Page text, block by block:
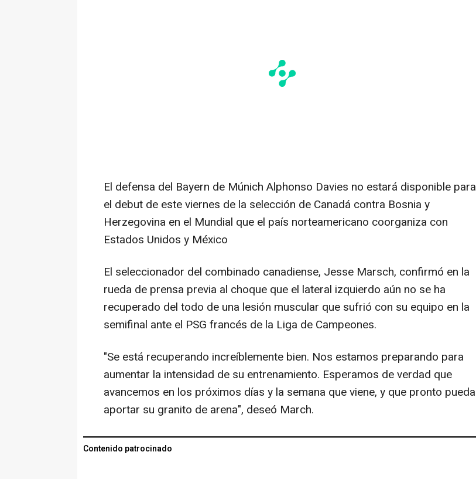
El defensa del Bayern de Múnich Alphonso Davies no estará disponible para
el debut de este viernes de la selección de Canadá contra Bosnia y
Herzegovina en el Mundial que el país norteamericano coorganiza con
Estados Unidos y México
El seleccionador del combinado canadiense, Jesse Marsch, confirmó en la
rueda de prensa previa al choque que el lateral izquierdo aún no se ha
recuperado del todo de una lesión muscular que sufrió con su equipo en la
semifinal ante el PSG francés de la Liga de Campeones.
"Se está recuperando increíblemente bien. Nos estamos preparando para
aumentar la intensidad de su entrenamiento. Esperamos de verdad que
avancemos en los próximos días y la semana que viene, y que pronto pueda
aportar su granito de arena", deseó March.
Contenido patrocinado